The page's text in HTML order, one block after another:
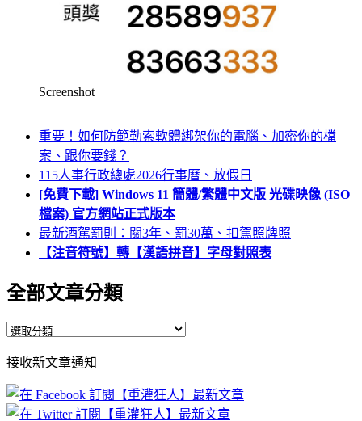
Screenshot
重要！如何防範勒索軟體綁架你的電腦、加密你的檔
案、跟你要錢？
115人事行政總處2026行事曆、放假日
[免費下載] Windows 11 簡體/繁體中文版 光碟映像 (ISO
檔案) 官方網站正式版本
最新酒駕罰則：關3年、罰30萬、扣駕照牌照
【注音符號】轉【漢語拼音】字母對照表
全部文章分類
全
文
章
分
接收新文章通知